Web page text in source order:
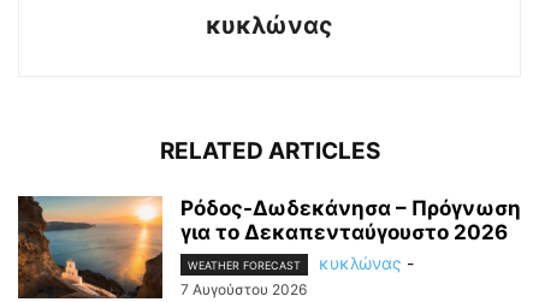
κυκλώνας
RELATED ARTICLES
Ρόδος-Δωδεκάνησα – Πρόγνωση
για το Δεκαπενταύγουστο 2026
WEATHER FORECAST κυκλώνας -
7 Αυγούστου 2026